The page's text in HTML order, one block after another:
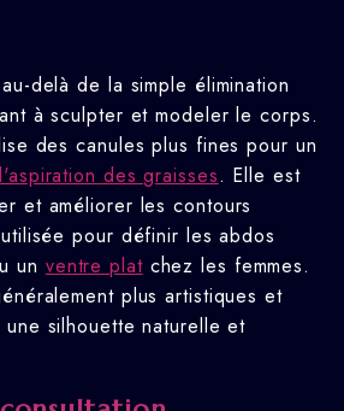
delà de la simple élimination
à sculpter et modeler le corps.
des canules plus fines pour un
l'aspiration des graisses. Elle est
et améliorer les contours
pour définir les abdos
un ventre platchez les femmes.
plus artistiques et
une silhouette naturelle et